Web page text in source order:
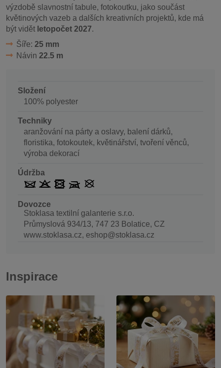
výzdobě slavnostní tabule, fotokoutku, jako součást
květinových vazeb a dalších kreativních projektů, kde má
být vidět letopočet 2027.
Šíře: 25 mm
Návin 22.5 m
Složení
100% polyester
Techniky
aranžování na párty a oslavy, balení dárků,
floristika, fotokoutek, květinářství, tvoření věnců,
výroba dekorací
Údržba
Dovozce
Stoklasa textilní galanterie s.r.o.
Průmyslová 934/13, 747 23 Bolatice, CZ
www.stoklasa.cz, eshop@stoklasa.cz
Inspirace